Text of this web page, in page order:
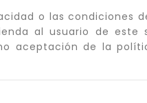
o las condiciones
al usuario de este
aceptación de la